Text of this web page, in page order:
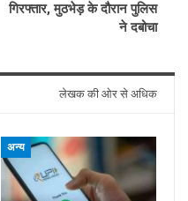
गिरफ्तार, मुठभेड़ के दौरान पुलिस
ने दबोचा
लेखक की ओर से अधिक
अन्य